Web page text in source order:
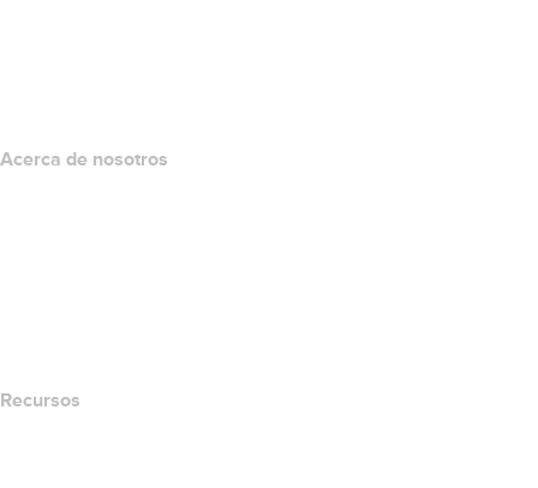
Acerca de nosotros
Recursos